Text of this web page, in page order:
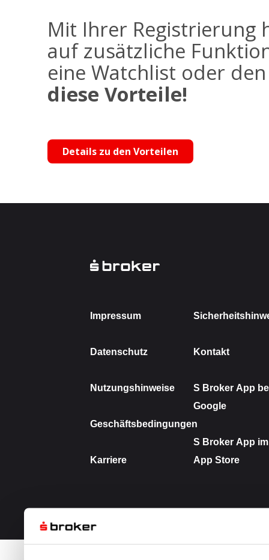
Mit Ihrer Registrierung
auf zusätzliche
eine Watchlist oder
diese Vorteile!
Details zu den Vorteilen